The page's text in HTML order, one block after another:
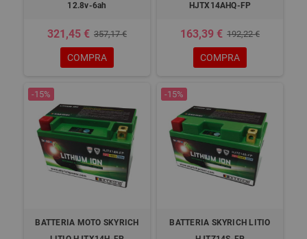
12.8v-6ah
321,45 € 357,17 €
COMPRA
HJTX14AHQ-FP
163,39 € 192,22 €
COMPRA
-15%
BATTERIA MOTO SKYRICH
-15%
BATTERIA SKYRICH LITIO